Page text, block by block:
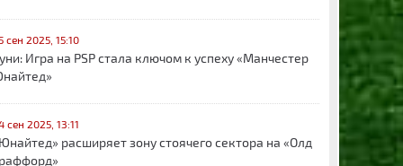
сен 2025, 15:10
Игра на PSP стала ключом к успеху «Манчестер
сен 2025, 13:11
расширяет зону стоячего сектора на «Олд